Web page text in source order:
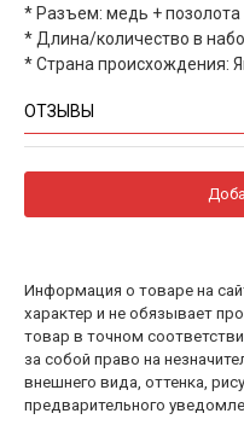
* Разъем: медь + позолота
* Длина/количество в
* Страна происхождения:
ОТЗЫВЫ
Информация о товаре на
характер и не обязывает
товар в точном
за собой право на
внешнего вида, оттенка,
предварительного